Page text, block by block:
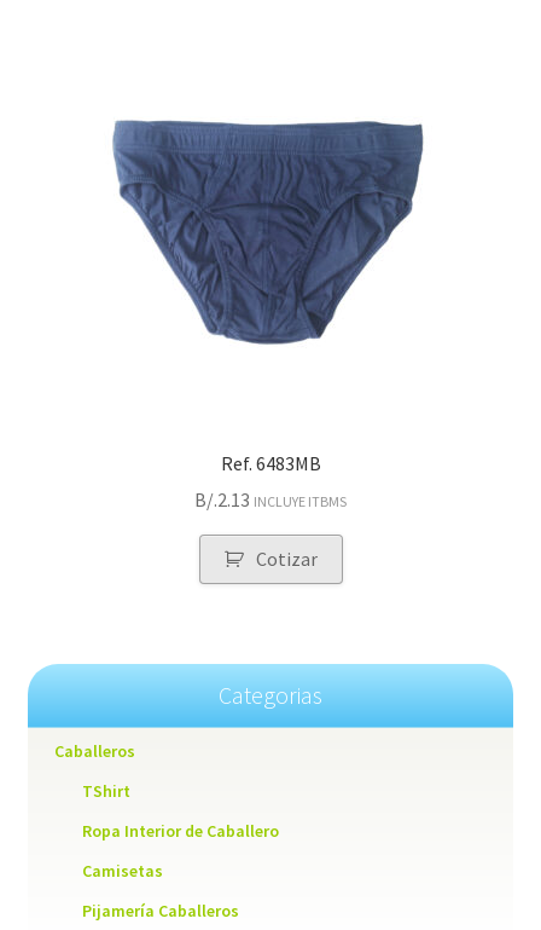
Ref. 6483MB
B/.2.13 INCLUYE ITBMS
Cotizar
Categorias
Caballeros
TShirt
Ropa Interior de Caballero
Camisetas
Pijamería Caballeros